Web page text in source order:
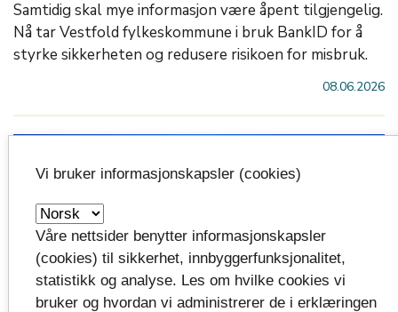
Samtidig skal mye informasjon være åpent tilgjengelig.
Nå tar Vestfold fylkeskommune i bruk BankID for å
styrke sikkerheten og redusere risikoen for misbruk.
08.06.2026
Vi bruker informasjonskapsler (cookies)
Våre nettsider benytter informasjonskapsler
(cookies) til sikkerhet, innbyggerfunksjonalitet,
statistikk og analyse. Les om hvilke cookies vi
bruker og hvordan vi administrerer de i erklæringen